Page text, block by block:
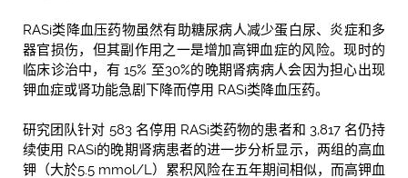
RASi类降血压药物虽然有助糖尿病人减少蛋白尿、炎症和多
器官损伤，但其副作用之一是增加高钾血症的风险。现时的
临床诊治中，有 15% 至30%的晚期肾病病人会因为担心出现
钾血症或肾功能急剧下降而停用 RASi类降血压药。
研究团队针对 583 名停用 RASi类药物的患者和 3,817 名仍持
续使用 RASi的晚期肾病患者的进一步分析显示，两组的高血
钾（大於5.5 mmol/L）累积风险在五年期间相似，而高钾血